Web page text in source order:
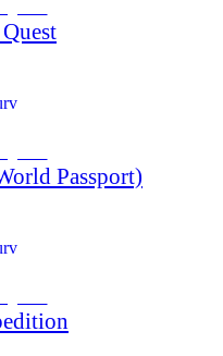
Passport)